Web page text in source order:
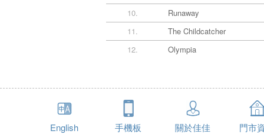
10.
Runaway
11.
The Childcatcher
12.
Olympia
English 手機板 關於佳佳 門市